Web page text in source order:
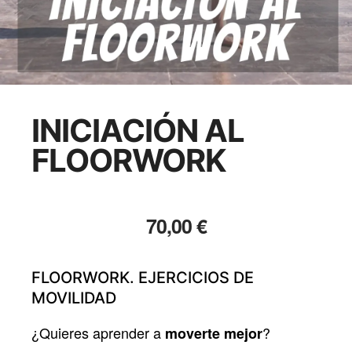
INICIACIÓN AL
FLOORWORK
70,00€
FLOORWORK. EJERCICIOS DE
MOVILIDAD
¿Quieres aprender a moverte mejor?